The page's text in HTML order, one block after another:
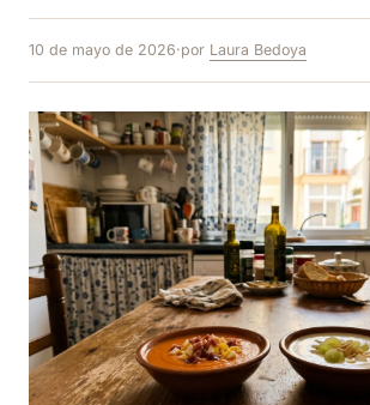
10 de mayo de 2026·por Laura Bedoya